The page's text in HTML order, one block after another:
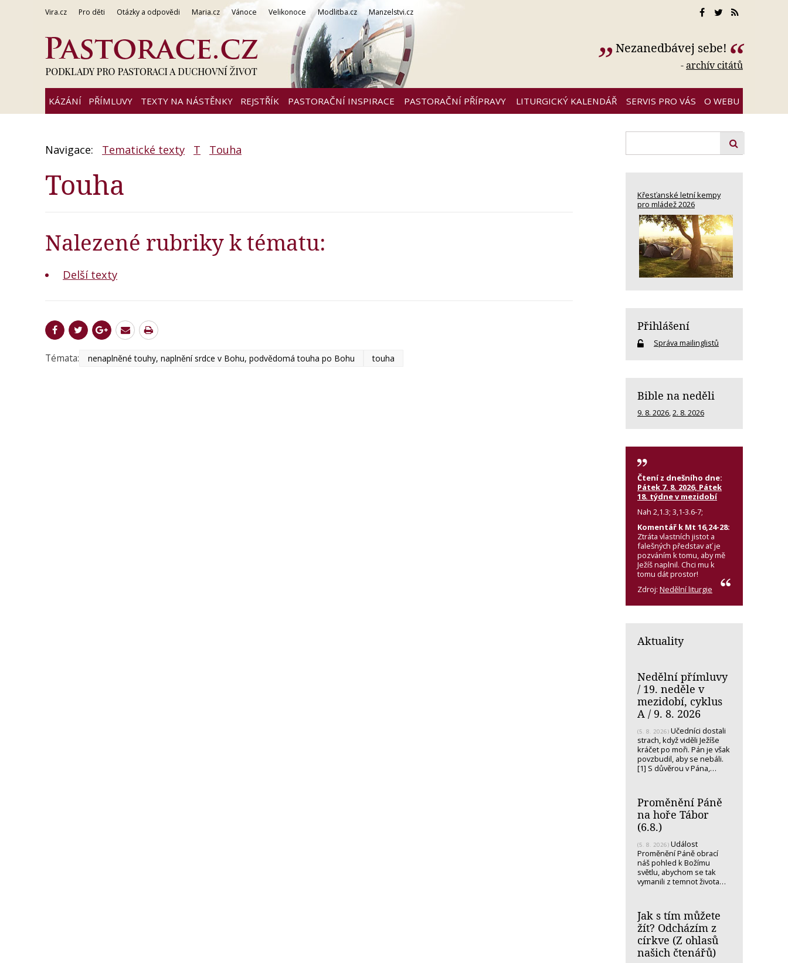
Vira.cz Pro děti Otázky a odpovědi Maria.cz Vánoce Velikonoce Modlitba.cz Manzelstvi.cz
Nezanedbávej sebe!
-archív citátů
KÁZÁNÍ PŘÍMLUVY TEXTY NA NÁSTĚNKY REJSTŘÍK PASTORAČNÍ INSPIRACE PASTORAČNÍ PŘÍPRAVY LITURGICKÝ KALENDÁŘ SERVIS PRO VÁS O WEBU
Navigace: Tematické texty T Touha
Touha
Nalezené rubriky k tématu:
Delší texty
Témata: nenaplněné touhy, naplnění srdce v Bohu, podvědomá touha po Bohu touha
Křesťanské letní kempy
pro mládež 2026
Přihlášení
Správa mailinglistů
Bible na neděli
9. 8. 2026 2. 8. 2026
Čtení z dnešního dne:
Pátek 7. 8. 2026, Pátek
18. týdne v mezidobí
Nah 2,1.3; 3,1-3.6-7;
Komentář k Mt 16,24-28:
Ztráta vlastních jistot a
falešných představ ať je
pozváním k tomu, aby mě
Ježíš naplnil. Chci mu k
tomu dát prostor!
Zdroj: Nedělní liturgie
Aktuality
Nedělní přímluvy
/ 19. neděle v
mezidobí, cyklus
A / 9. 8. 2026
(5. 8. 2026) Učedníci dostali
strach, když viděli Ježíše
kráčet po moři. Pán je však
povzbudil, aby se nebáli.
[1] S důvěrou v Pána,…
Proměnění Páně
na hoře Tábor
(6.8.)
(5. 8. 2026) Událost
Proměnění Páně obrací
náš pohled k Božímu
světlu, abychom se tak
vymanili z temnot života…
Jak s tím můžete
žít? Odcházím z
církve (Z ohlasů
našich čtenářů)